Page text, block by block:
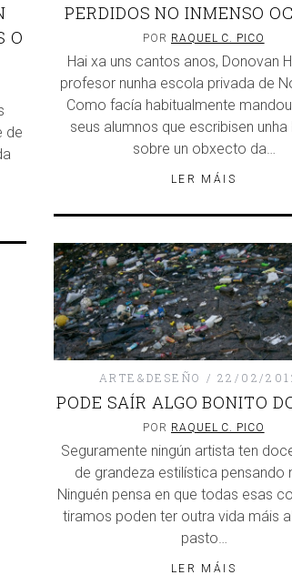
O
de
PERDIDOS NO INMENSO
POR RAQUEL C. PICO
Hai xa uns cantos anos, Donovan
profesor nunha escola privada de
Como facía habitualmente
seus alumnos que escribisen unha
sobre un obxecto da…
LER MÁIS
ARTE&DESEÑO 22/02/
PODE SAÍR ALGO BONITO
POR RAQUEL C. PICO
Seguramente ningún artista ten
de grandeza estilística pensando
Ninguén pensa en que todas esas
tiramos poden ter outra vida máis
pasto…
LER MÁIS